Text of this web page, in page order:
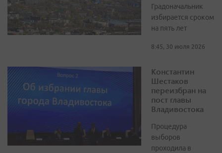
Градоначальник
избирается сроком
на пять лет
8:45, 30 июля 2026
Константин
Шестаков
переизбран на
пост главы
Владивостока
Процедура
выборов
проходила в